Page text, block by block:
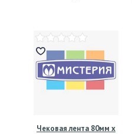
Чековая лента 80мм х